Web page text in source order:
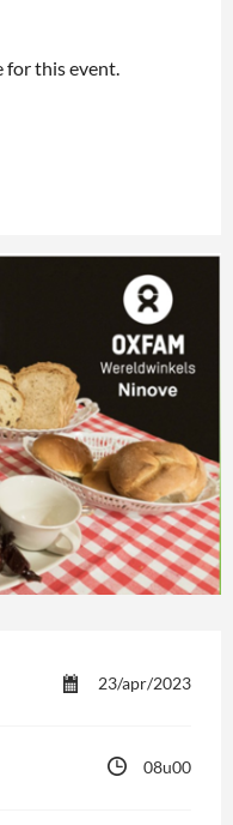
this event.
23/apr/2023
08u00